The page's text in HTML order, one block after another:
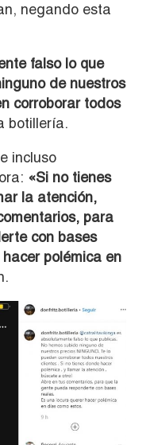
negando esta
falso lo que
de nuestros
corroborar todos
botillería.
incluso
«Si no tienes
la atención,
para
con bases
polémica en